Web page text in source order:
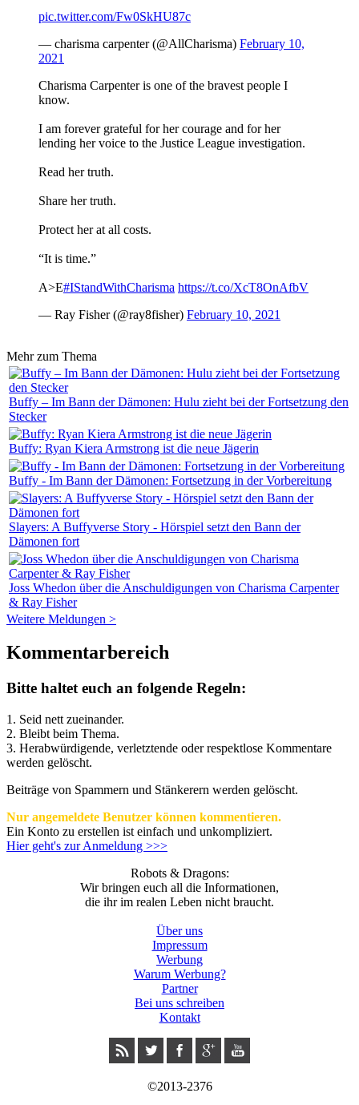
pic.twitter.com/Fw0SkHU87c
— charisma carpenter (@AllCharisma) February 10,
2021
Charisma Carpenter is one of the bravest people I
know.
I am forever grateful for her courage and for her
lending her voice to the Justice League investigation.
Read her truth.
Share her truth.
Protect her at all costs.
“It is time.”
A>E#IStandWithCharisma https://t.co/XcT8OnAfbV
— Ray Fisher (@ray8fisher) February 10, 2021
Mehr zum Thema
Buffy – Im Bann der Dämonen: Hulu zieht bei der Fortsetzung den
Stecker
Buffy: Ryan Kiera Armstrong ist die neue Jägerin
Buffy - Im Bann der Dämonen: Fortsetzung in der Vorbereitung
Slayers: A Buffyverse Story - Hörspiel setzt den Bann der
Dämonen fort
Joss Whedon über die Anschuldigungen von Charisma Carpenter
& Ray Fisher
Weitere Meldungen >
Kommentarbereich
Bitte haltet euch an folgende Regeln:
1. Seid nett zueinander.
2. Bleibt beim Thema.
3. Herabwürdigende, verletztende oder respektlose Kommentare
werden gelöscht.
Beiträge von Spammern und Stänkerern werden gelöscht.
Nur angemeldete Benutzer können kommentieren.
Ein Konto zu erstellen ist einfach und unkompliziert.
Hier geht's zur Anmeldung >>>
Robots & Dragons:
Wir bringen euch all die Informationen,
die ihr im realen Leben nicht braucht.
Über uns
Impressum
Werbung
Warum Werbung?
Partner
Bei uns schreiben
Kontakt
©2013-2376